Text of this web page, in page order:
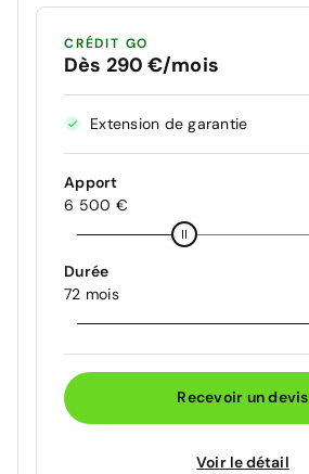
CRÉDIT GO
Dès 290 €/mois
Extension de garantie
Apport
6 500 €
Durée
72 mois
Recevoir un devis
Voir le détail